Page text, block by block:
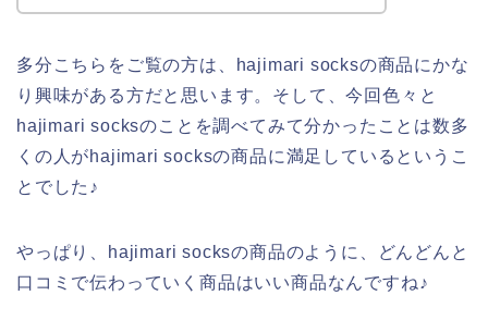
多分こちらをご覧の方は、hajimari socksの商品にかな
り興味がある方だと思います。そして、今回色々と
hajimari socksのことを調べてみて分かったことは数多
くの人がhajimari socksの商品に満足しているというこ
とでした♪
やっぱり、hajimari socksの商品のように、どんどんと
口コミで伝わっていく商品はいい商品なんですね♪